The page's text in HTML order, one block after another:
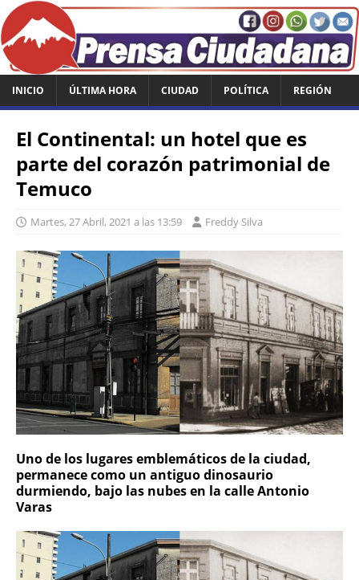
INICIO ÚLTIMA HORA CIUDAD POLÍTICA REGIÓN
El Continental: un hotel que es
parte del corazón patrimonial de
Temuco
Martes, 27 Abril, 2021 a las 13:59 Freddy Silva
Uno de los lugares emblemáticos de la ciudad,
permanece como un antiguo dinosaurio
durmiendo, bajo las nubes en la calle Antonio
Varas